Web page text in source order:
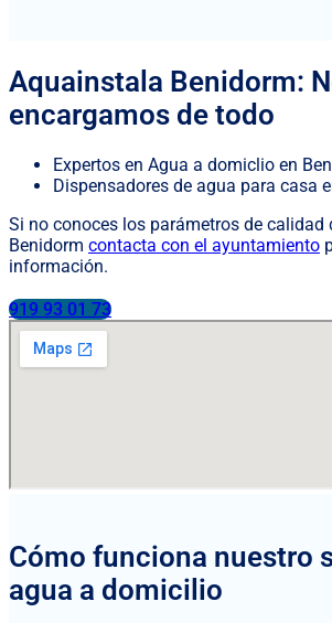
Aquainstala Benidorm:
encargamos de todo
Expertos en Agua a domiclio en
Dispensadores de agua para casa
Si no conoces los parámetros de calidad
Benidorm contacta con el ayuntamiento
información.
919 93 01 73
Cómo funciona nuestro
agua a domicilio